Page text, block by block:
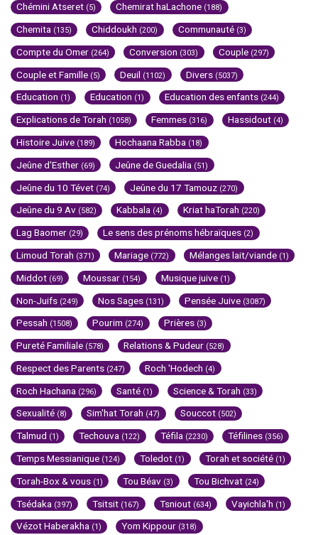
Chémini Atseret (5) Chemirat haLachone (188)
Chemita (135) Chiddoukh (200) Communauté (3)
Compte du Omer (264) Conversion (303) Couple (297)
Couple et Famille (5) Deuil (1102) Divers (5037)
Education (1) Education (1) Education des enfants (244)
Explications de Torah (1058) Femmes (316) Hassidout (4)
Histoire Juive (189) Hochaana Rabba (18)
Jeûne d'Esther (69) Jeûne de Guedalia (51)
Jeûne du 10 Tévet (74) Jeûne du 17 Tamouz (270)
Jeûne du 9 Av (582) Kabbala (4) Kriat haTorah (220)
Lag Baomer (29) Le sens des prénoms hébraïques (2)
Limoud Torah (371) Mariage (772) Mélanges lait/viande (1)
Middot (69) Moussar (154) Musique juive (1)
Non-Juifs (249) Nos Sages (131) Pensée Juive (3087)
Pessah (1508) Pourim (274) Prières (3)
Pureté Familiale (578) Relations & Pudeur (528)
Respect des Parents (247) Roch 'Hodech (4)
Roch Hachana (296) Santé (1) Science & Torah (33)
Sexualité (8) Sim'hat Torah (47) Souccot (502)
Talmud (1) Techouva (122) Téfila (2230) Téfilines (356)
Temps Messianique (124) Toledot (1) Torah et société (1)
Torah-Box & vous (1) Tou Béav (3) Tou Bichvat (24)
Tsédaka (397) Tsitsit (167) Tsniout (634) Vayichla'h (1)
Vézot Haberakha (1) Yom Kippour (318)